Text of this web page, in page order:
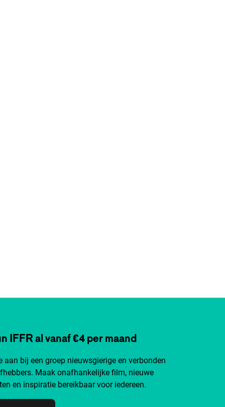
IFFR al vanaf €4 per maand
aan bij een groep nieuwsgierige en verbonden
Maak onafhankelijke film, nieuwe
en inspiratie bereikbaar voor iedereen.